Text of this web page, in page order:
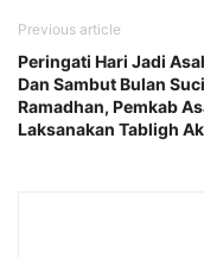
Previous article
Peringati Hari Jadi
Dan Sambut Bulan Suci
Ramadhan, Pemkab
Laksanakan Tabligh